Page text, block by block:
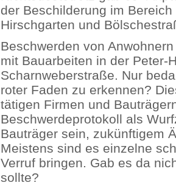
der Beschilderung im
Hirschgarten und
Beschwerden von
mit Bauarbeiten in der Peter-
Scharnweberstraße. Nur
roter Faden zu erkennen?
tätigen Firmen und
Beschwerdeprotokoll als
Bauträger sein, zukünftigem
Meistens sind es einzelne
Verruf bringen. Gab es da
sollte?